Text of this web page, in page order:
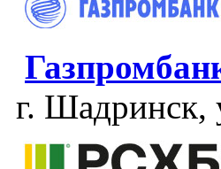
г. Шадринск,